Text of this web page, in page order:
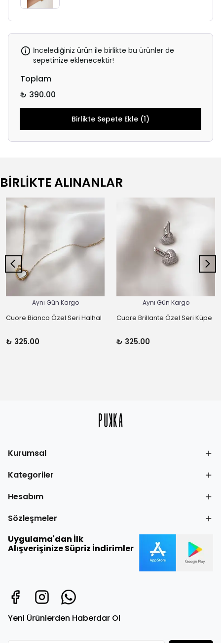
İncelediğiniz ürün ile birlikte bu ürünler de
sepetinize eklenecektir!
Toplam
₺ 390.00
Birlikte Sepete Ekle (1)
BİRLİKTE ALINANLAR
Aynı Gün Kargo
Cuore Bianco Özel Seri Halhal
₺ 325.00
Aynı Gün Kargo
Cuore Brillante Özel Seri Küpe
₺ 325.00
Kurumsal
Kategoriler
Hesabım
Sözleşmeler
Uygulama'dan İlk
Alışverişinize Süpriz İndirimler
Yeni Ürünlerden Haberdar Ol